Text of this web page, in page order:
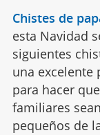
Chistes de
esta Navidad
siguientes
una excelente
para hacer
familiares
pequeños de